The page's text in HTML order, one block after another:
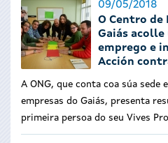
09/05/2018
O Centro de
Gaiás acolle
emprego e
Acción
A ONG, que conta coa súa sede
empresas do Gaiás, presenta
primeira persoa do seu Vives